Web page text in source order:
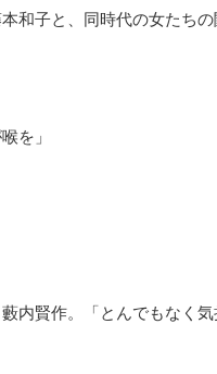
和子と、同時代の女たち
を」
内賢作。「とんでもな